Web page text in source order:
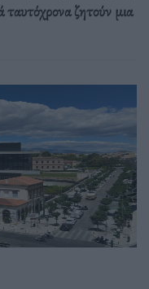
ταυτόχρονα ζητούν μια